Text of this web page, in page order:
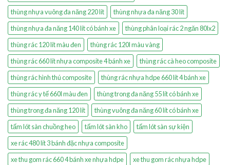
thùng nhựa vuông đa năng 220 lít
thùng nhựa đa năng 30 lít
thùng nhựa đa năng 140 lít có bánh xe
thùng phân loại rác 2 ngăn 80lx2
thùng rác 120 lít màu đen
thùng rác 120l màu vàng
thùng rác 660 lít nhựa composite 4 bánh xe
thùng rác cà heo composite
thùng rác hình thú composite
thùng rác nhựa hdpe 660 lít 4 bánh xe
thùng rác y tế 660l màu đen
thùng trong đa năng 55 lít có bánh xe
thùng trong đa năng 120 lít
thùng vuông đa năng 60 lít có bánh xe
tấm lót sàn chuồng heo
tấm lót sàn kho
tấm lót sàn sự kiện
xe rác 480 lít 3 bánh đặc nhựa composite
xe thu gom rác 660 4 bánh xe nhựa hdpe
xe thu gom rác nhựa hdpe